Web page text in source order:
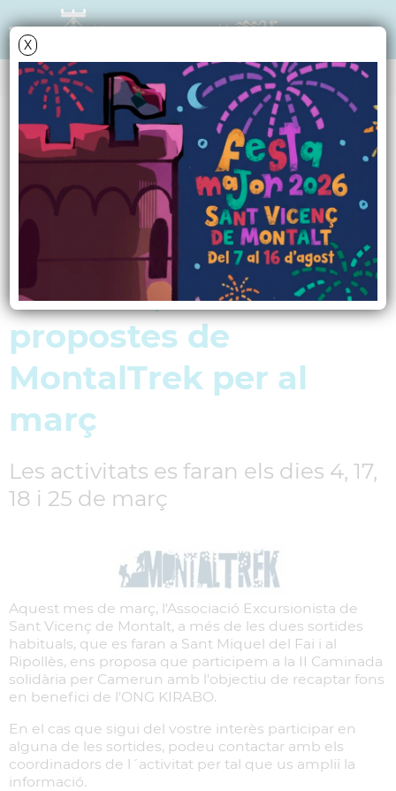
X
NOTÍCIES - ACTUALITAT
Sant Miquel del Fai,
una ruta pel Ripollès i
una caminada
solidària, les
propostes de
MontalTrek per al
març
Les activitats es faran els dies 4, 17,
18 i 25 de març
Aquest mes de març, l'Associació Excursionista de
Sant Vicenç de Montalt, a més de les dues sortides
habituals, que es faran a Sant Miquel del Fai i al
Ripollès, ens proposa que participem a la II Caminada
solidària per Camerun amb l'objectiu de recaptar fons
en benefici de l'ONG KIRABO.
En el cas que sigui del vostre interès participar en
alguna de les sortides, podeu contactar amb els
coordinadors de l´activitat per tal que us ampliï la
informació.